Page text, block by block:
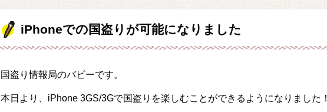
iPhoneでの国盗りが可能になりました
国盗り情報局のバビーです。
本日より、iPhone 3GS/3Gで国盗りを楽しむことができるようになりました！